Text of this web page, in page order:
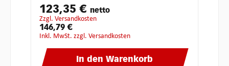
123,35 € netto
zzgl. Versandkosten
146,79 €
inkl. MwSt. zzgl. Versandkosten
In den Warenkorb